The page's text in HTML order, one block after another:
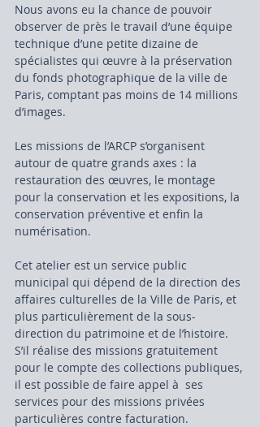
Nous avons eu la chance de pouvoir
observer de près le travail d’une équipe
technique d’une petite dizaine de
spécialistes qui œuvre à la préservation
du fonds photographique de la ville de
Paris, comptant pas moins de 14 millions
d’images.
Les missions de l’ARCP s’organisent
autour de quatre grands axes : la
restauration des œuvres, le montage
pour la conservation et les expositions, la
conservation préventive et enfin la
numérisation.
Cet atelier est un service public
municipal qui dépend de la direction des
affaires culturelles de la Ville de Paris, et
plus particulièrement de la sous-
direction du patrimoine et de l’histoire.
S’il réalise des missions gratuitement
pour le compte des collections publiques,
il est possible de faire appel à  ses
services pour des missions privées
particulières contre facturation.